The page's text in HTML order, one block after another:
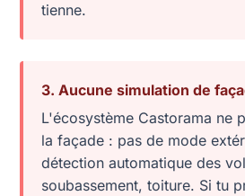
tienne.
3. Aucune simulation de
L'écosystème Castorama ne
la façade : pas de mode
détection automatique des
soubassement, toiture. Si tu